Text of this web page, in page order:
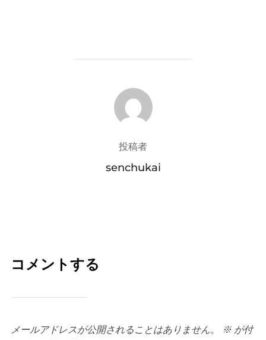
投稿者
投稿者
senchukai
コメントする
メールアドレスが公開されることはありません。 ※が付